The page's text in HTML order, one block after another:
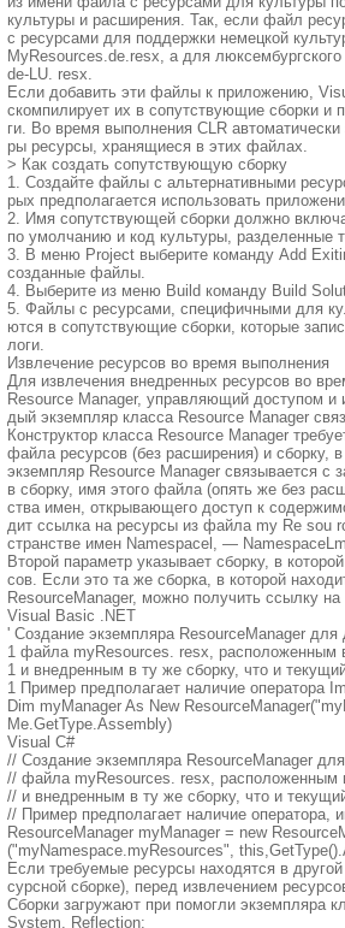
культуры и расширения. Так, если файл
с ресурсами для поддержки немецкой
MyResources.de.resx, а для
de-LU. resx.
Если добавить эти файлы к приложению,
скомпилирует их в сопутствующие сборки и
ги. Во время выполнения CLR
ры ресурсы, хранящиеся в этих файлах.
> Как создать сопутствующую сборку
1. Создайте файлы с альтернативными
рых предполагается использовать
2. Имя сопутствующей сборки должно
по умолчанию и код культуры, разделенные
3. В меню Project выберите команду Add
созданные файлы.
4. Выберите из меню Build команду Build
5. Файлы с ресурсами, специфичными для
ются в сопутствующие сборки, которые
логи.
Извлечение ресурсов во время выполнения
Для извлечения внедренных ресурсов во
Resource Manager, управляющий доступом и
дый экземпляр класса Resource Manager
Конструктор класса Resource Manager
файла ресурсов (без расширения) и сборку,
экземпляр Resource Manager связывается
в сборку, имя этого файла (опять же без
ства имен, открывающего доступ к
дит ссылка на ресурсы из файла my Re sou
странстве имен Namespacel, —
Второй параметр указывает сборку, в
сов. Если это та же сборка, в которой
ResourceManager, можно получить ссылку
Visual Basic .NET
' Создание экземпляра ResourceManager для
1 файла myResources. resx, расположенным
1 и внедренным в ту же сборку, что и
1 Пример предполагает наличие оператора
Dim myManager As New
Me.GetType.Assembly)
Visual C#
// Создание экземпляра ResourceManager
// файла myResources. resx, расположенным
// и внедренным в ту же сборку, что и
// Пример предполагает наличие оператора,
ResourceManager myManager = new
("myNamespace.myResources",
Если требуемые ресурсы находятся в
сурсной сборке), перед извлечением
Сборки загружают при помогли экземпляра
System. Reflection: